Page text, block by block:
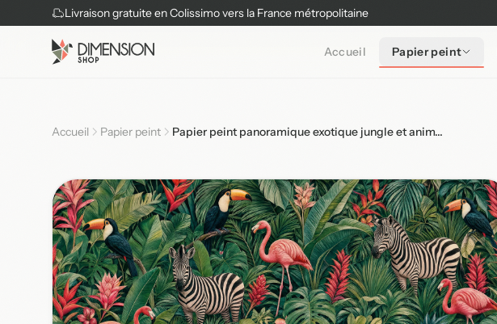
Livraison gratuite en Colissimo vers la France métropolitaine
Accueil Papier peint
Accueil Papier peint Papier peint panoramique exotique jungle et anim...